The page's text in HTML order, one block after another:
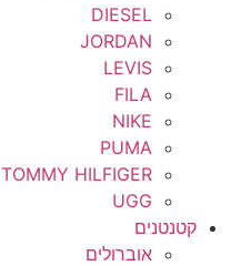
DIESEL
JORDAN
LEVIS
FILA
NIKE
PUMA
TOMMY HILFIGER
UGG
קטנטנים
אוברולים